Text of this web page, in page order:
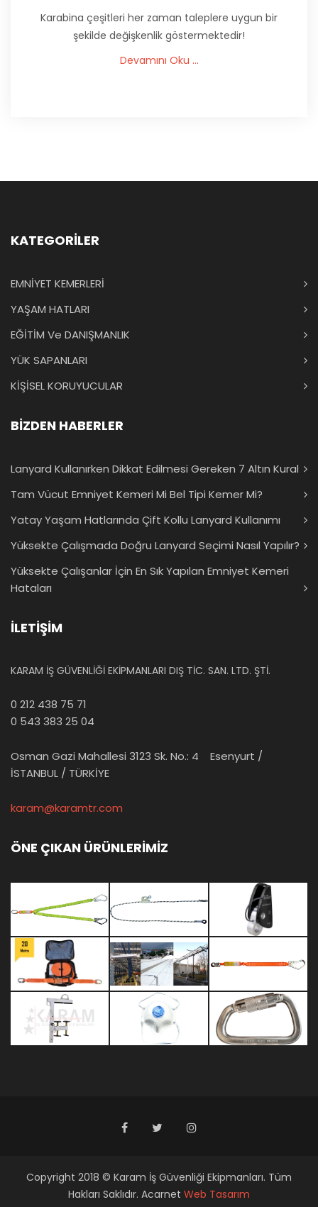
Karabina çeşitleri her zaman taleplere uygun bir
şekilde değişkenlik göstermektedir!
Devamını Oku ...
KATEGORİLER
EMNİYET KEMERLERİ
YAŞAM HATLARI
EĞİTİM Ve DANIŞMANLIK
YÜK SAPANLARI
KİŞİSEL KORUYUCULAR
BİZDEN HABERLER
Lanyard Kullanırken Dikkat Edilmesi Gereken 7 Altın Kural
Tam Vücut Emniyet Kemeri Mi Bel Tipi Kemer Mi?
Yatay Yaşam Hatlarında Çift Kollu Lanyard Kullanımı
Yüksekte Çalışmada Doğru Lanyard Seçimi Nasıl Yapılır?
Yüksekte Çalışanlar İçin En Sık Yapılan Emniyet Kemeri
Hataları
İLETİŞİM
KARAM İŞ GÜVENLİĞİ EKİPMANLARI DIŞ TİC. SAN. LTD. ŞTİ.
0 212 438 75 71
0 543 383 25 04
Osman Gazi Mahallesi 3123 Sk. No.: 4 Esenyurt /
İSTANBUL / TÜRKİYE
karam@karamtr.com
ÖNE ÇIKAN ÜRÜNLERİMİZ
Copyright 2018 © Karam İş Güvenliği Ekipmanları. Tüm
Hakları Saklıdır. Acarnet Web Tasarım